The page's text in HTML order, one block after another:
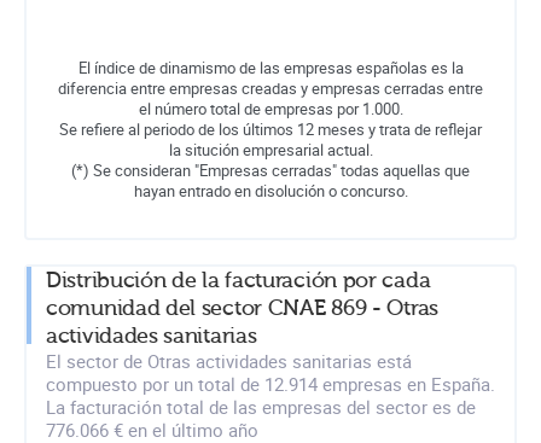
El índice de dinamismo de las empresas españolas es la
diferencia entre empresas creadas y empresas cerradas entre
el número total de empresas por 1.000.
Se refiere al periodo de los últimos 12 meses y trata de reflejar
la situción empresarial actual.
(*) Se consideran "Empresas cerradas" todas aquellas que
hayan entrado en disolución o concurso.
Distribución de la facturación por cada
comunidad del sector CNAE 869 - Otras
actividades sanitarias
El sector de Otras actividades sanitarias está
compuesto por un total de 12.914 empresas en España.
La facturación total de las empresas del sector es de
776.066 € en el último año